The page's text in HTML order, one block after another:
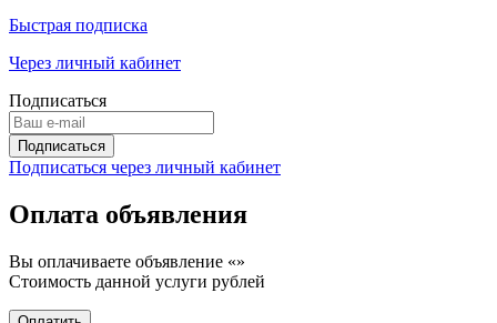
Быстрая подписка
Через личный кабинет
Подписаться
Подписаться через личный кабинет
Оплата объявления
Вы оплачиваете объявление «»
Стоимость данной услуги рублей